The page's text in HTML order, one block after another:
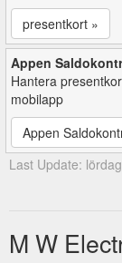
presentkort »
Appen
Hantera
mobilapp
Appen
Last Update:
M W